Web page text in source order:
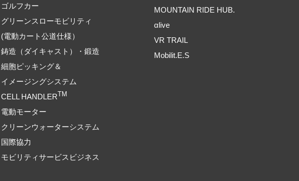
ゴルフカー
グリーンスローモビリティ
(電動カート公道仕様）
鋳造（ダイキャスト）・鍛造
細胞ピッキング＆
イメージングシステム
CELL HANDLERTM
電動モーター
クリーンウォーターシステム
国際協力
モビリティサービスビジネス
MOUNTAIN RIDE HUB.
αlive
VR TRAIL
Mobilit.E.S